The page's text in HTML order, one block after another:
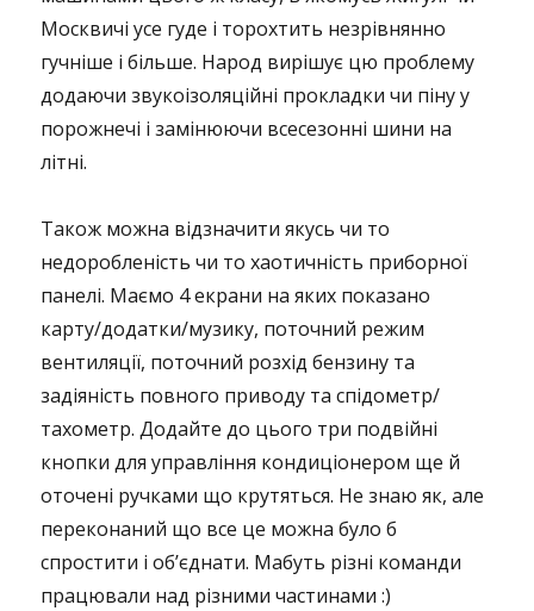
Москвичі усе гуде і торохтить незрівнянно
гучніше і більше. Народ вирішує цю проблему
додаючи звукоізоляційні прокладки чи піну у
порожнечі і замінюючи всесезонні шини на
літні.
Також можна відзначити якусь чи то
недоробленість чи то хаотичність приборної
панелі. Маємо 4 екрани на яких показано
карту/додатки/музику, поточний режим
вентиляції, поточний розхід бензину та
задіяність повного приводу та спідометр/
тахометр. Додайте до цього три подвійні
кнопки для управління кондиціонером ще й
оточені ручками що крутяться. Не знаю як, але
переконаний що все це можна було б
спростити і об’єднати. Мабуть різні команди
працювали над різними частинами :)